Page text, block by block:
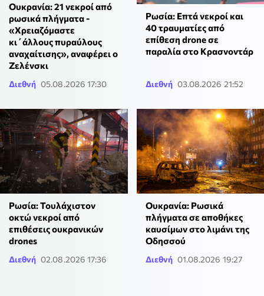
Ουκρανία: 21 νεκροί από
ρωσικά πλήγματα -
«Χρειαζόμαστε
κι΄άλλους πυραύλους
αναχαίτισης», αναφέρει ο
Ζελένσκι
Διεθνή 05.08.2026 17:30
Ρωσία: Επτά νεκροί και
40 τραυματίες από
επίθεση drone σε
παραλία στο Κρασνοντάρ
Διεθνή 03.08.2026 21:52
Ρωσία: Τουλάχιστον
οκτώ νεκροί από
επιθέσεις ουκρανικών
drones
Διεθνή 02.08.2026 17:36
Ουκρανία: Ρωσικά
πλήγματα σε αποθήκες
καυσίμων στο λιμάνι της
Οδησσού
Διεθνή 01.08.2026 19:27